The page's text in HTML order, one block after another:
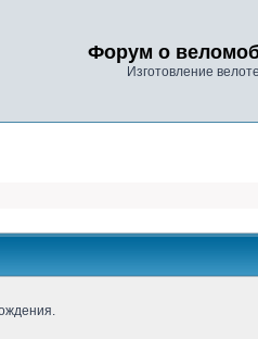
Форум о
Изготовление